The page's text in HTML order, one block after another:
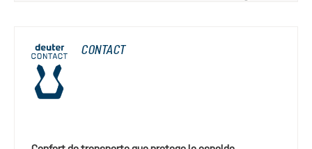
CONTACT